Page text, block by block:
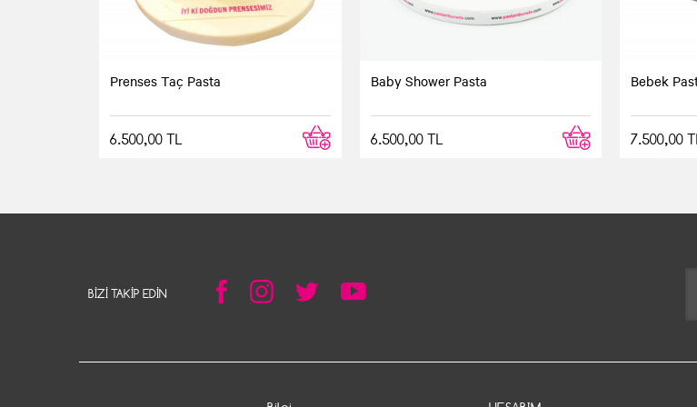
Defne ***
Pastayı görür görmez aşık olduk ve hemen sipariş ettik. Pasta tam istediğimiz saatte
Prenses Taç Pasta
6.500,00 TL
Baby Shower Pasta
6.500,00 TL
Bebek
7.500,00 TL
BIZI TAKIP EDIN